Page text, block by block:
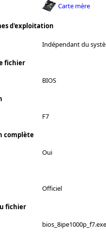
Carte mère
d'exploitation
Indépendant du
fichier
BIOS
F7
complète
Oui
Officiel
fichier
bios_8ipe1000p_f7.exe